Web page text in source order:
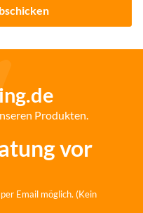
Produkten.
vor
Email möglich. (Kein